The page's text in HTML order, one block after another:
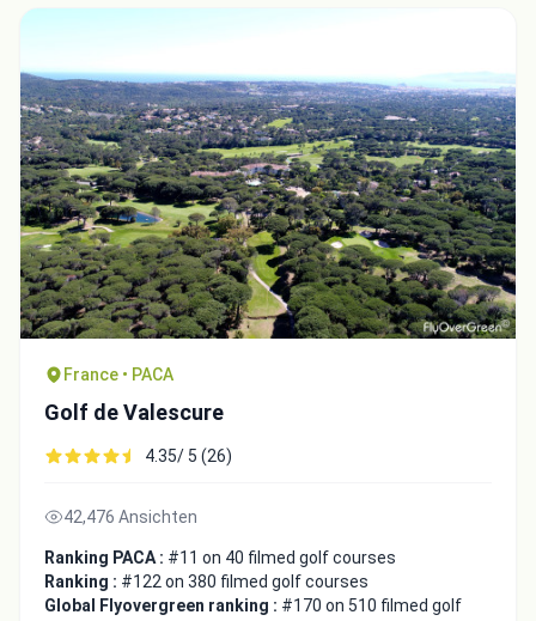
France • PACA
Golf de Valescure
4.35/ 5 (26)
42,476 Ansichten
Ranking PACA : #11 on 40 filmed golf courses
Ranking : #122 on 380 filmed golf courses
Global Flyovergreen ranking : #170 on 510 filmed golf